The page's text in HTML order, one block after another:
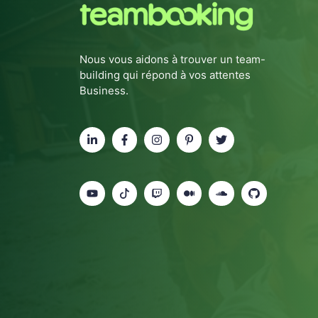
Nous vous aidons à trouver un team-
building qui répond à vos attentes
Business.